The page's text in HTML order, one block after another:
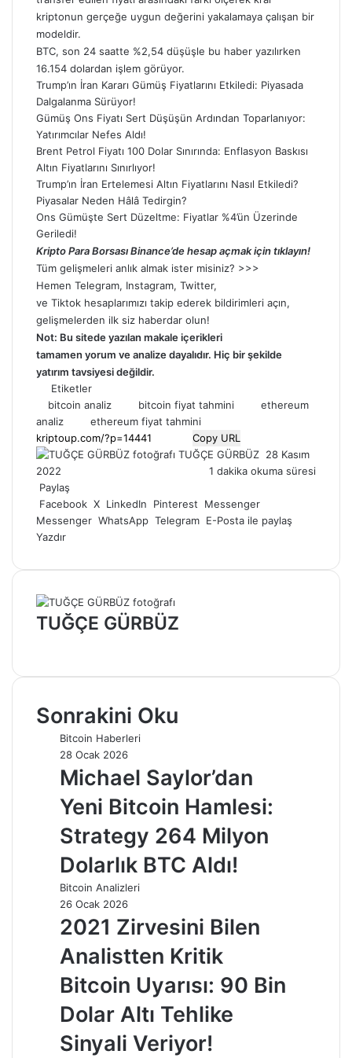
kriptonun gerçeğe uygun değerini yakalamaya çalışan bir
modeldir.
BTC, son 24 saatte %2,54 düşüşle bu haber yazılırken
16.154 dolardan işlem görüyor.
Trump’ın İran Kararı Gümüş Fiyatlarını Etkiledi: Piyasada
Dalgalanma Sürüyor!
Gümüş Ons Fiyatı Sert Düşüşün Ardından Toparlanıyor:
Yatırımcılar Nefes Aldı!
Brent Petrol Fiyatı 100 Dolar Sınırında: Enflasyon Baskısı
Altın Fiyatlarını Sınırlıyor!
Trump’ın İran Ertelemesi Altın Fiyatlarını Nasıl Etkiledi?
Piyasalar Neden Hâlâ Tedirgin?
Ons Gümüşte Sert Düzeltme: Fiyatlar %4’ün Üzerinde
Geriledi!
Kripto Para Borsası Binance’de hesap açmak için tıklayın!
Tüm gelişmeleri anlık almak ister misiniz? >>>
Hemen Telegram, Instagram, Twitter,
ve Tiktok hesaplarımızı takip ederek bildirimleri açın,
gelişmelerden ilk siz haberdar olun!
Not: Bu sitede yazılan makale içerikleri
tamamen yorum ve analize dayalıdır. Hiç bir şekilde
yatırım tavsiyesi değildir.
Etiketler
bitcoin analiz
bitcoin fiyat tahmini
ethereum
analiz
ethereum fiyat tahmini
Copy URL
TUĞÇE GÜRBÜZ Bir
e-
28 Kasım
2022
1 dakika okuma süresi
Paylaş
Facebook X LinkedIn Pinterest
Messenger
Messenger WhatsApp Telegram E-Posta ile paylaş
Yazdır
TUĞÇE GÜRBÜZ
Sonrakini Oku
Bitcoin Haberleri
28 Ocak 2026
Michael Saylor’dan
Yeni Bitcoin Hamlesi:
Strategy 264 Milyon
Dolarlık BTC Aldı!
Bitcoin Analizleri
26 Ocak 2026
2021 Zirvesini Bilen
Analistten Kritik
Bitcoin Uyarısı: 90 Bin
Dolar Altı Tehlike
Sinyali Veriyor!